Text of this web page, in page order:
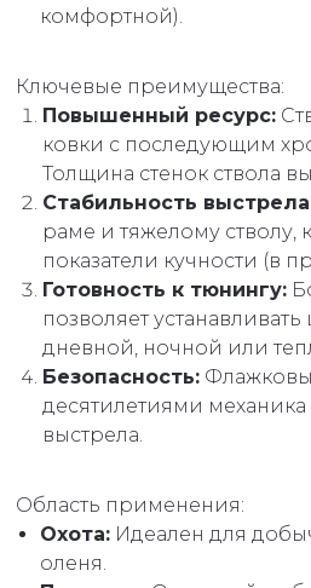
комфортной).
Ключевые преимущества:
Повышенный ресурс:
ковки с последующим
Толщина стенок ствола
Стабильность
раме и тяжелому
показатели кучности (в
Готовность к тюнингу:
позволяет
дневной, ночной или
Безопасность:
десятилетиями
выстрела.
Область применения:
Охота: Идеален для
оленя.